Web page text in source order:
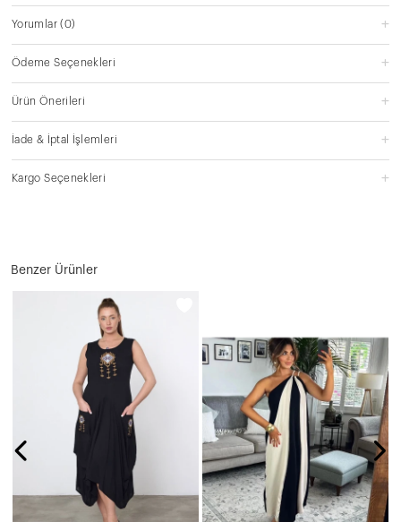
Yorumlar(0)
Ödeme Seçenekleri
Ürün Önerileri
İade & İptal İşlemleri
Kargo Seçenekleri
Benzer Ürünler